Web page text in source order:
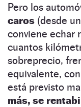
Pero los
caros (desde
conviene echar
cuantos
sobreprecio,
equivalente,
está previsto
más, se